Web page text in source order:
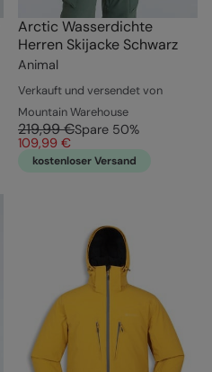
Arctic Wasserdichte
Herren Skijacke Schwarz
Animal
Verkauft und versendet von
Mountain Warehouse
219,99 €Spare 50%
109,99 €
kostenloser Versand